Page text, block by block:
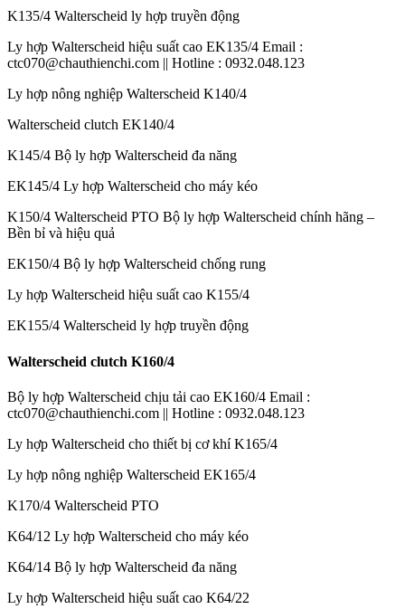
K135/4 Walterscheid ly hợp truyền động
Ly hợp Walterscheid hiệu suất cao EK135/4 Email :
ctc070@chauthienchi.com || Hotline : 0932.048.123
Ly hợp nông nghiệp Walterscheid K140/4
Walterscheid clutch EK140/4
K145/4 Bộ ly hợp Walterscheid đa năng
EK145/4 Ly hợp Walterscheid cho máy kéo
K150/4 Walterscheid PTO Bộ ly hợp Walterscheid chính hãng –
Bền bỉ và hiệu quả
EK150/4 Bộ ly hợp Walterscheid chống rung
Ly hợp Walterscheid hiệu suất cao K155/4
EK155/4 Walterscheid ly hợp truyền động
Walterscheid clutch K160/4
Bộ ly hợp Walterscheid chịu tải cao EK160/4 Email :
ctc070@chauthienchi.com || Hotline : 0932.048.123
Ly hợp Walterscheid cho thiết bị cơ khí K165/4
Ly hợp nông nghiệp Walterscheid EK165/4
K170/4 Walterscheid PTO
K64/12 Ly hợp Walterscheid cho máy kéo
K64/14 Bộ ly hợp Walterscheid đa năng
Ly hợp Walterscheid hiệu suất cao K64/22